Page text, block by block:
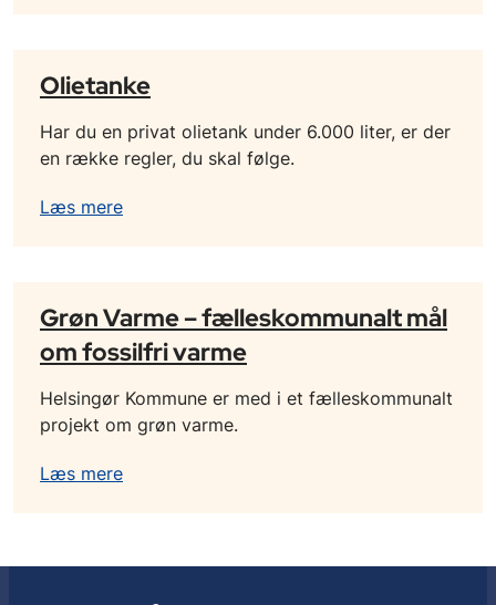
Olietanke
Har du en privat olietank under 6.000 liter, er der
en række regler, du skal følge.
Læs mere
Grøn Varme – fælleskommunalt mål
om fossilfri varme
Helsingør Kommune er med i et fælleskommunalt
projekt om grøn varme.
Læs mere